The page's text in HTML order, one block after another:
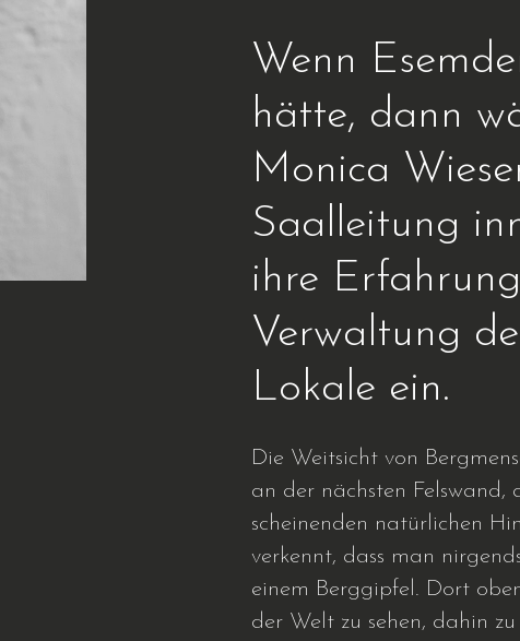
Wenn
hätte, dann
Monica
Saalleitung
ihre
Verwaltung
Lokale ein.
Die Weitsicht von
an der nächsten Felswand,
scheinenden natürlichen
verkennt, dass man
einem Berggipfel. Dort
der Welt zu sehen, dahin